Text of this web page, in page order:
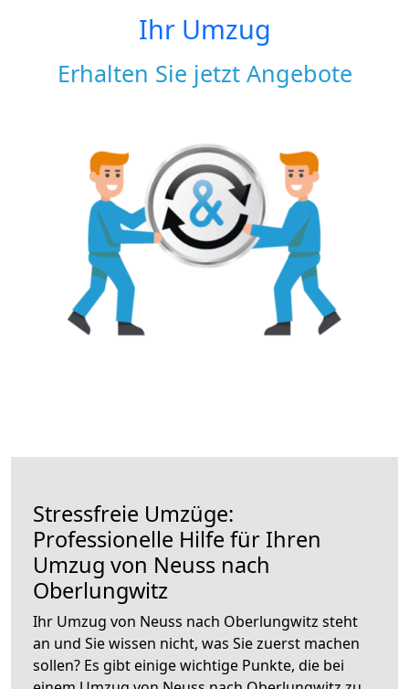
Ihr Umzug
Erhalten Sie jetzt Angebote
Stressfreie Umzüge:
Professionelle Hilfe für Ihren
Umzug von Neuss nach
Oberlungwitz
Ihr Umzug von Neuss nach Oberlungwitz steht
an und Sie wissen nicht, was Sie zuerst machen
sollen? Es gibt einige wichtige Punkte, die bei